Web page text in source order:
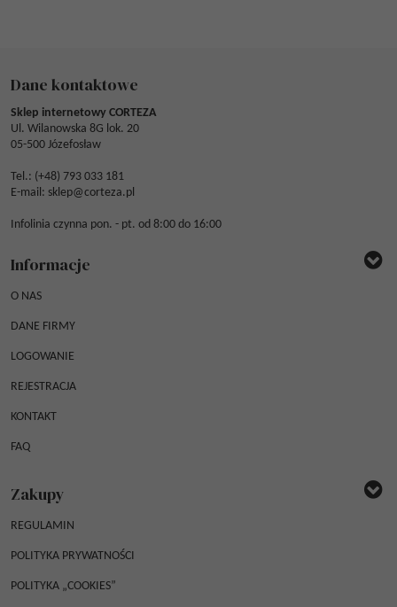
Dane kontaktowe
Sklep internetowy CORTEZA
Ul. Wilanowska 8G lok. 20
05-500 Józefosław
Tel.: (+48) 793 033 181
E-mail: sklep@corteza.pl
Infolinia czynna pon. - pt. od 8:00 do 16:00
Informacje
O NAS
DANE FIRMY
LOGOWANIE
REJESTRACJA
KONTAKT
FAQ
Zakupy
REGULAMIN
POLITYKA PRYWATNOŚCI
POLITYKA „COOKIES”